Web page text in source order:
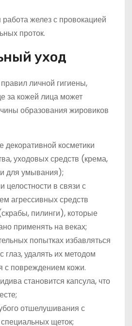
желез с провокацией
проток.
уход
личной гигиены,
за кожей лица может
образования жировиков
декоративной косметики
уходовых средств (крема,
для умывания);
целостности в связи с
агрессивных средств
пилинги), которые
применять на веках;
попытках избавляться
глаз, удалять их методом
с повреждением кожи.
становится капсула, что
отшелушивания с
щеток;